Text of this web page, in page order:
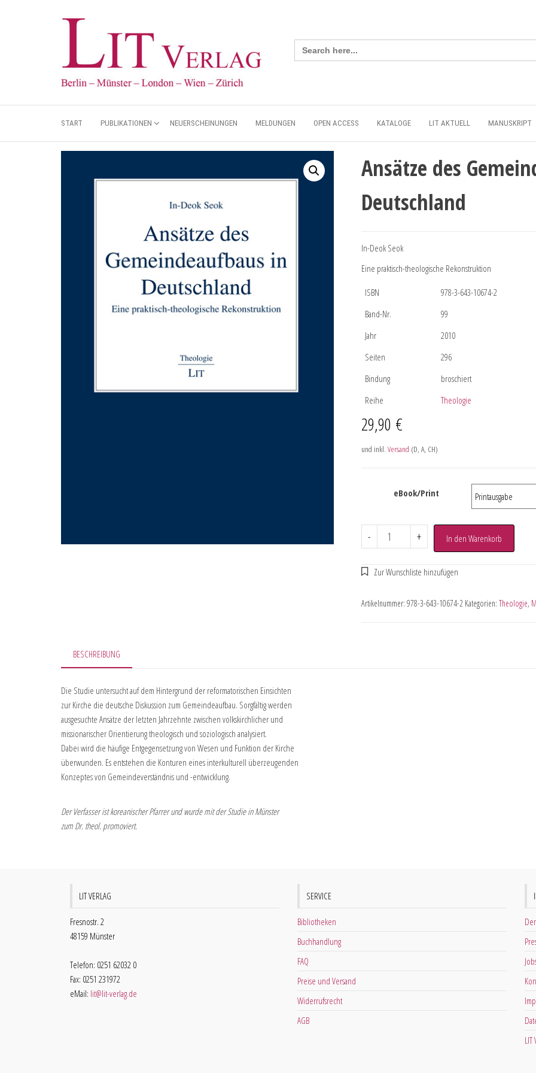
Search
for:
START PUBLIKATIONEN NEUERSCHEINUNGEN MELDUNGEN OPEN ACCESS KATALOGE LIT AKTUELL MANUSKRIPT
Ansätze des
Deutschland
In-Deok Seok
Eine praktisch-theologische Rekonstruktion
ISBN
978-3-643-10674-2
Band-Nr.
99
Jahr
2010
Seiten
296
Bindung
broschiert
Reihe
Theologie
29,90 €
und inkl. Versand (D, A, CH)
eBook/Print
- + In den Warenkorb
Artikelnummer: 978-3-643-10674-2 Kategorien: Theologie,
BESCHREIBUNG
Die Studie untersucht auf dem Hintergrund der reformatorischen Einsichten
zur Kirche die deutsche Diskussion zum Gemeindeaufbau. Sorgfältig werden
ausgesuchte Ansätze der letzten Jahrzehnte zwischen volkskirchlicher und
missionarischer Orientierung theologisch und soziologisch analysiert.
Dabei wird die häufige Entgegensetzung von Wesen und Funktion der Kirche
überwunden. Es entstehen die Konturen eines interkulturell überzeugenden
Konzeptes von Gemeindeverständnis und -entwicklung.
Der Verfasser ist koreanischer Pfarrer und wurde mit der Studie in Münster
zum Dr. theol. promoviert.
LIT VERLAG
Fresnostr. 2
48159 Münster
Telefon: 0251 62032 0
Fax: 0251 231972
eMail: lit@lit-verlag.de
SERVICE
Bibliotheken
Buchhandlung
FAQ
Preise und Versand
Widerrufsrecht
AGB